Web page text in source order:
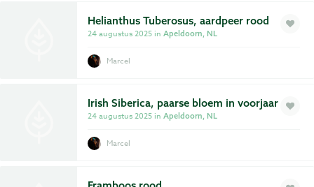
Helianthus Tuberosus, aardpeer rood
24 augustus 2025 in Apeldoorn, NL
Marcel
Irish Siberica, paarse bloem in voorjaar
24 augustus 2025 in Apeldoorn, NL
Marcel